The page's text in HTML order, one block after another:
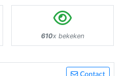
610x bekeken